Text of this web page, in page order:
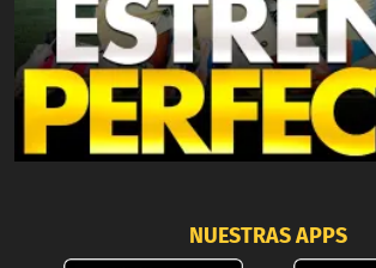
NUESTRAS APPS